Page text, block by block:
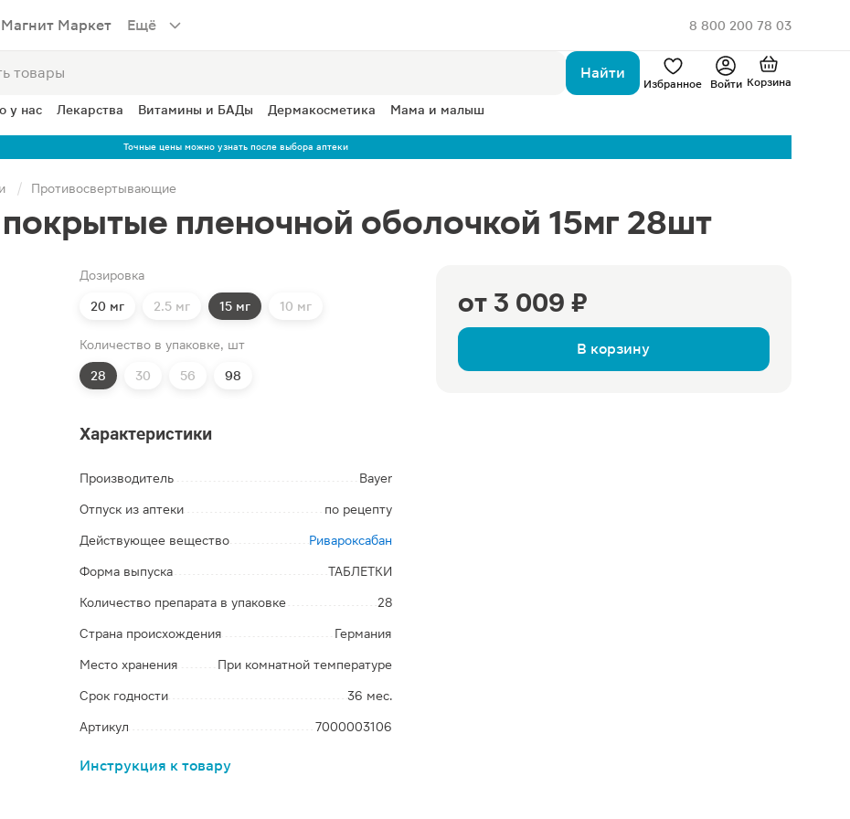
Магнит Маркет Ещё 8 800 200 78 03
Найти
Избранное Войти Корзина
у нас Лекарства Витамины и БАДы Дермакосметика Мама и малыш
Точные цены можно узнать после выбора аптеки
Противосвертывающие
пленочной оболочкой 15мг 28шт
от 3 009 ₽
В корзину
Дозировка
20 мг 2.5 мг 15 мг 10 мг
Количество в упаковке, шт
28 30 56 98
Характеристики
Производитель Bayer
Отпуск из аптеки по рецепту
Действующее вещество Ривароксабан
Форма выпуска ТАБЛЕТКИ
Количество препарата в упаковке 28
Страна происхождения Германия
Место хранения При комнатной температуре
Срок годности 36 мес.
Артикул 7000003106
Инструкция к товару